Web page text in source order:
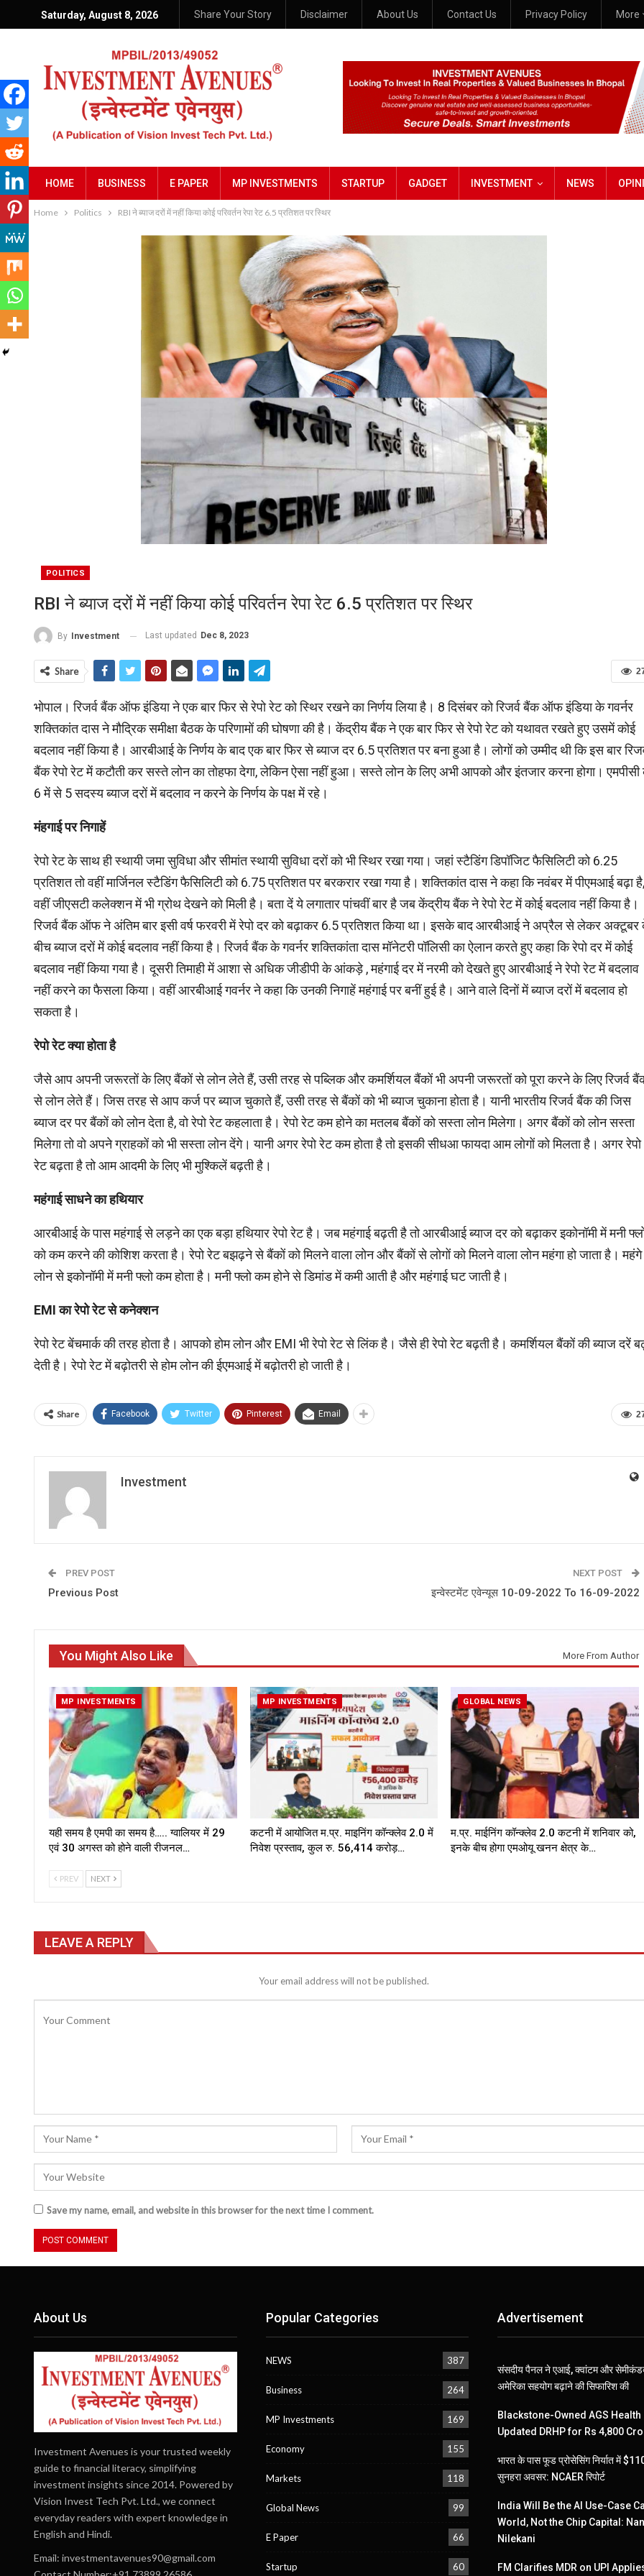
Saturday, August 8, 2026 Share Your Story Disclaimer About Us Contact Us Privacy Policy More
HOME BUSINESS E PAPER MP INVESTMENTS STARTUP GADGET INVESTMENT NEWS
Home Politics RBI ने ब्‍याज दरों में नहीं किया कोई परिवर्तन रेपा रेट 6.5 प्रतिशत पर स्थिर
POLITICS
RBI ने ब्‍याज दरों में नहीं किया कोई परिवर्तन रेपा रेट 6.5 प्रतिशत पर स्थिर
By Investment Last updated Dec 8, 2023
Share
भोपाल। रिजर्व बैंक ऑफ इंडिया ने एक बार फिर से रेपो रेट को स्थिर रखने का निर्णय लिया है। 8 दिसंबर को रिजर्व बैंक ऑफ इंडिया के गवर्नर
शक्तिकांत दास ने मौद्रिक समीक्षा बैठक के परिणामों की घोषणा की है। केंद्रीय बैंक ने एक बार फिर से रेपो रेट को यथावत रखते हुए उसमें कोई
बदलाव नहीं किया है। आरबीआई के निर्णय के बाद एक बार फिर से ब्याज दर 6.5 प्रतिशत पर बना हुआ है। लोगों को उम्मीद थी कि इस बार
बैंक रेपो रेट में कटौती कर सस्ते लोन का तोहफा देगा, लेकिन ऐसा नहीं हुआ। सस्ते लोन के लिए अभी आपको और इंतजार करना होगा।
6 में से 5 सदस्य ब्याज दरों में बदलाव न करने के निर्णय के पक्ष में रहे।
मंहगाई पर निगाहें
रेपो रेट के साथ ही स्थायी जमा सुविधा और सीमांत स्थायी सुविधा दरों को भी स्थिर रखा गया। जहां स्टैडिंग डिपॉजिट फैसिलिटी को 6.25
प्रतिशत तो वहीं मार्जिनल स्टैडिंग फैसिलिटी को 6.75 प्रतिशत पर बरकरार रखा गया है। शक्तिकांत दास ने कहा कि नवंबर में पीएमआई बढ़ा है,
वहीं जीएसटी कलेक्शन में भी ग्रोथ देखने को मिली है। बता दें ये लगातार पांचवीं बार है जब केंद्रीय बैंक ने रेपो रेट में कोई बदलाव नहीं किया है।
रिजर्व बैंक ऑफ ने अंतिम बार इसी वर्ष फरवरी में रेपो दर को बढ़ाकर 6.5 प्रतिशत किया था। इसके बाद आरबीआई ने अप्रैल से लेकर
बीच ब्याज दरों में कोई बदलाव नहीं किया है। रिजर्व बैंक के गवर्नर शक्तिकांता दास मॉनेटरी पॉलिसी का ऐलान करते हुए कहा कि रेपो दर में कोई
बदलाव नहीं किया गया है। दूसरी तिमाही में आशा से अधि‍क जीडीपी के आंकड़े , महंगाई दर में नरमी को देखते हुए आरबीआई ने रेपो रेट में बदलाव
नहीं करने का फैसला किया। वहीं आरबीआई गवर्नर ने कहा कि उनकी निगाहें महंगाई पर बनीं हुई है। आने वाले दिनों में ब्याज दरों में बदलाव हो
सकता है।
रेपो रेट क्या होता है
जैसे आप अपनी जरूरतों के लिए बैंकों से लोन लेते हैं, उसी तरह से पब्लिक और कमर्शियल बैंकों भी अपनी जरूरतों को पूरा करने के लिए रिजर्व
से लोन लेते हैं। जिस तरह से आप कर्ज पर ब्याज चुकाते हैं, उसी तरह से बैंकों को भी ब्याज चुकाना होता है। यानी भारतीय रिजर्व बैंक की जिस
ब्‍याज दर पर बैंकों को लोन देता है, वो रेपो रेट कहलाता है। रेपो रेट कम होने का मतलब बैंकों को सस्ता लोन मिलेगा। अगर बैंकों को लोन सस्ता
मिलेगा तो वो अपने ग्राहकों को भी सस्ता लोन देंगे। यानी अगर रेपो रेट कम होता है तो इसकी सीधआ फायदा आम लोगों को मिलता है। अगर रेपो
रेट बढ़ता है तो आम आदमी के लिए भी मुश्किलें बढ़ती है।
महंगाई साधने का हथियार
आरबीआई के पास महंगाई से लड़ने का एक बड़ा हथियार रेपो रेट है। जब महंगाई बढ़ती है तो आरबीआई ब्याज दर को बढ़ाकर इकोनॉमी में मनी
को कम करने की कोशिश करता है। रेपो रेट बझढ़ने से बैंकों को मिलने वाला लोन और बैंकों से लोगों को मिलने वाला लोन महंगा हो जाता है। महंगे
लोन से इकोनॉमी में मनी फ्लो कम होता है। मनी फ्लो कम होने से डिमांड में कमी आती है और महंगाई घट जाती है।
EMIका रेपो रेट से कनेक्शन
रेपो रेट बेंचमार्क की तरह होता है। आपको होम लोन और EMI भी रेपो रेट से लिंक है। जैसे ही रेपो रेट बढ़ती है। कमर्शियल बैंकों की ब्याज दरें
देती है। रेपो रेट में बढ़ोतरी से होम लोन की ईएमआई में बढ़ोतरी हो जाती है।
Share Facebook Twitter Pinterest Email
Investment
PREV POST
Previous Post
NEXT POST
इन्‍वेस्‍टमेंट एवेन्‍यूस 10-09-2022 To 16-09-2022
You Might Also Like More From Author
MP INVESTMENTS
यही समय है एमपी का समय है….. ग्वालियर में 29
एवं 30 अगस्त को होने वाली रीजनल…
MP INVESTMENTS
कटनी में आयोजित म.प्र. माइनिंग कॉन्क्लेव 2.0 में
निवेश प्रस्ताव, कुल रु. 56,414 करोड़…
GLOBAL NEWS
म.प्र. माईनिंग कॉन्क्लेव 2.0 कटनी में शनिवार को,
इनके बीच होगा एमओयू खनन क्षेत्र के…
PREV NEXT
LEAVE A REPLY
Your email address will not be published.
Save my name, email, and website in this browser for the next time I comment.
About Us
Investment Avenues is your trusted weekly
guide to financial literacy, simplifying
investment insights since 2014. Powered by
Vision Invest Tech Pvt. Ltd., we connect
everyday readers with expert knowledge in
English and Hindi.
Email: investmentavenues90@gmail.com
Popular Categories
NEWS 387
Business 264
MP Investments 169
Economy 155
Markets 118
Global News 99
E Paper 66
Startup 60
Advertisement
संसदीय पैनल ने एआई, क्वांटम और
अमेरिका सहयोग बढ़ाने की सिफारिश की
Blackstone-Owned AGS Health
Updated DRHP for Rs 4,800
भारत के पास फूड प्रोसेसिंग निर्यात में
सुनहरा अवसर: NCAER रिपोर्ट
India Will Be the AI Use-Case
World, Not the Chip Capital:
Nilekani
FM Clarifies MDR on UPI